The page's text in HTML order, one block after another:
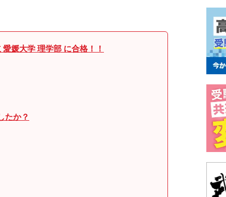
媛大学 理学部 に合格！！
たか？